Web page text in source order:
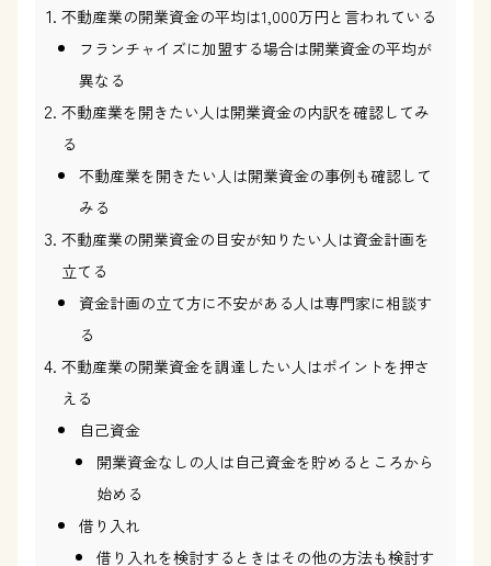
不動産業の開業資金の平均は1,000万円と言われている
フランチャイズに加盟する場合は開業資金の平均が
異なる
不動産業を開きたい人は開業資金の内訳を確認してみ
る
不動産業を開きたい人は開業資金の事例も確認して
みる
不動産業の開業資金の目安が知りたい人は資金計画を
立てる
資金計画の立て方に不安がある人は専門家に相談す
る
不動産業の開業資金を調達したい人はポイントを押さ
える
自己資金
開業資金なしの人は自己資金を貯めるところから
始める
借り入れ
借り入れを検討するときはその他の方法も検討す